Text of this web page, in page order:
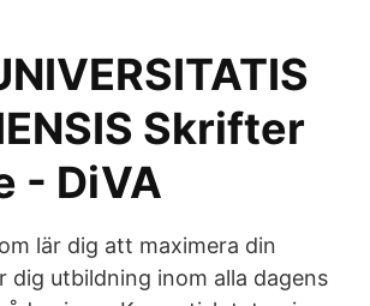
Skrifter
- DiVA
lär dig att maximera din
dig utbildning inom alla dagens